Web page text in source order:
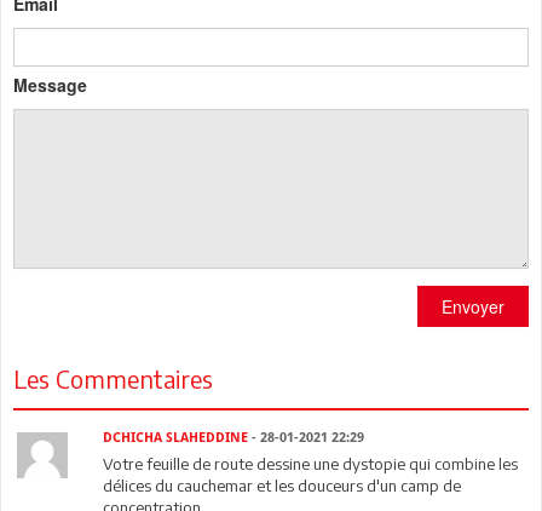
Message
Envoyer
Les Commentaires
DCHICHA SLAHEDDINE - 28-01-2021 22:29
Votre feuille de route dessine une dystopie qui combine les
délices du cauchemar et les douceurs d'un camp de